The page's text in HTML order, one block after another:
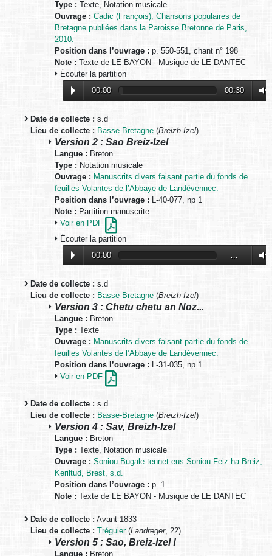
Type : Texte, Notation musicale
Ouvrage : Cadic (François), Chansons populaires de
Bretagne publiées dans la Paroisse Bretonne de Paris,
2010.
Position dans l’ouvrage : p. 550-551, chant n° 198
Note : Texte de LE BAYON - Musique de LE DANTEC
Écouter la partition
00:00
00:30
Date de collecte : s.d
Lieu de collecte : Basse-Bretagne (Breizh-Izel)
Version 2 : Sao Breiz-Izel
Langue : Breton
Type : Notation musicale
Ouvrage : Manuscrits divers faisant partie du fonds de
feuilles Volantes de l’Abbaye de Landévennec.
Position dans l’ouvrage : L-40-077, np 1
Note : Partition manuscrite
Voir en PDF
Écouter la partition
00:00
…
Date de collecte : s.d
Lieu de collecte : Basse-Bretagne (Breizh-Izel)
Version 3 : Chetu chetu an Noz...
Langue : Breton
Type : Texte
Ouvrage : Manuscrits divers faisant partie du fonds de
feuilles Volantes de l’Abbaye de Landévennec.
Position dans l’ouvrage : L-31-035, np 1
Voir en PDF
Date de collecte : s.d
Lieu de collecte : Basse-Bretagne (Breizh-Izel)
Version 4 : Sav, Breizh-Izel
Langue : Breton
Type : Texte, Notation musicale
Ouvrage : Soniou Bugale tennet eus Soniou Feiz ha Breiz,
Keriltud, Brest, s.d.
Position dans l’ouvrage : p. 1
Note : Texte de LE BAYON - Musique de LE DANTEC
Date de collecte : Avant 1833
Lieu de collecte : Tréguier(Landreger, 22)
Version 5 : Sao, Breiz-Izel !
Langue : Breton